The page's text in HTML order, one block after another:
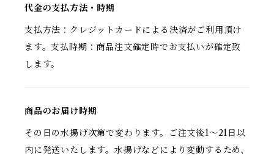
代金の支払方法・時期
支払方法：クレジットカードによる決済がご利用頂け
ます。支払時期：商品注文確定時でお支払いが確定致
します。
商品のお届け時期
その日の水揚げ次第で変わります。ご注文後1～21日以
内に発送いたします。水揚げなどにより変動するため、